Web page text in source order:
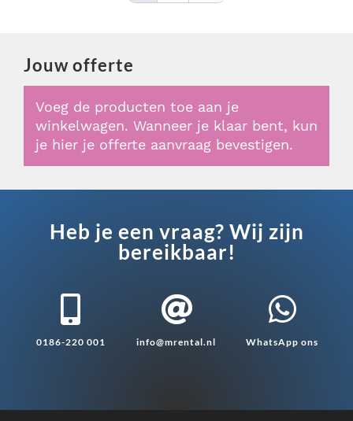
Jouw offerte
Voeg de producten toe aan je
winkelwagen. Wanneer je klaar bent, kun
je hier je offerte aanvraag bevestigen.
Heb je een vraag? Wij zijn
bereikbaar!

0186-220 001

info@mrental.nl

WhatsApp ons